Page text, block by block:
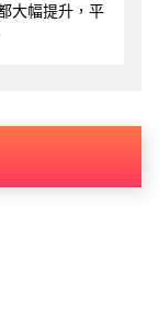
大幅提升，平